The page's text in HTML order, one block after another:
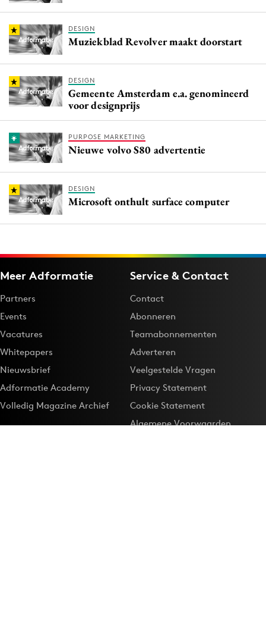
DESIGN
Muziekblad Revolver maakt doorstart
DESIGN
Gemeente Amsterdam e.a. genomineerd
voor designprijs
PURPOSE MARKETING
Nieuwe volvo S80 advertentie
DESIGN
Microsoft onthult surface computer
Meer Adformatie
Partners
Events
Vacatures
Whitepapers
Nieuwsbrief
Adformatie Academy
Volledig Magazine Archief
Service & Contact
Contact
Abonneren
Teamabonnementen
Adverteren
Veelgestelde Vragen
Privacy Statement
Cookie Statement
Algemene Voorwaarden